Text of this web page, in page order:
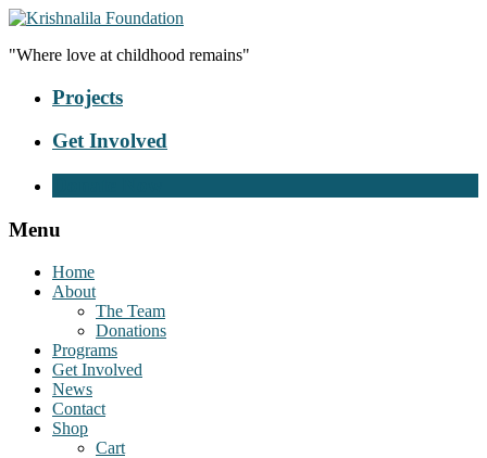
"Where love at childhood remains"
Projects
Get Involved
Menu
Home
About
The Team
Donations
Programs
Get Involved
News
Contact
Shop
Cart